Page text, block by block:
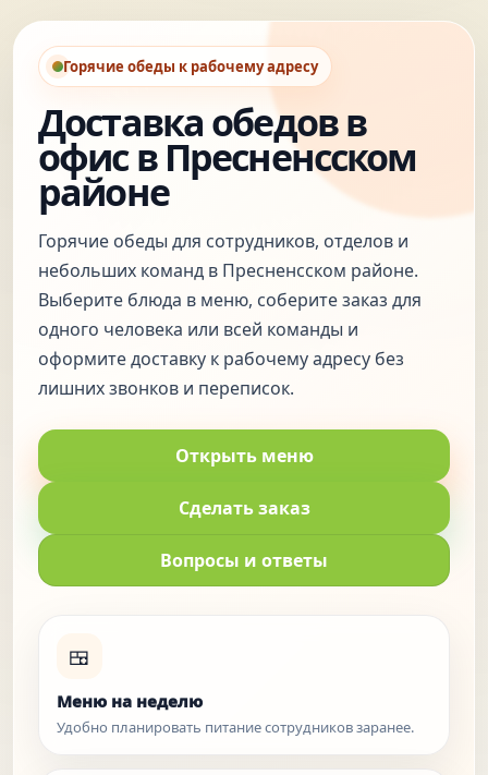
Горячие обеды к рабочему адресу
Доставка обедов в
офис в Пресненсском
районе
Горячие обеды для сотрудников, отделов и
небольших команд в Пресненсском районе.
Выберите блюда в меню, соберите заказ для
одного человека или всей команды и
оформите доставку к рабочему адресу без
лишних звонков и переписок.
Открыть меню
Сделать заказ
Вопросы и ответы
🍱
Меню на неделю
Удобно планировать питание сотрудников заранее.